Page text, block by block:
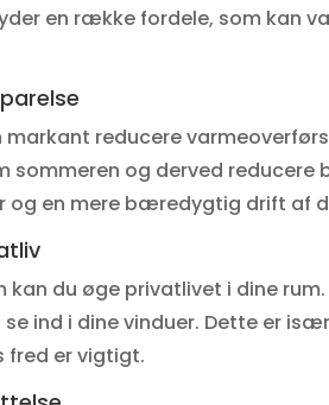
en række fordele, som kan
markant reducere
sommeren og derved reducere
og en mere bæredygtig drift af
kan du øge privatlivet i dine
se ind i dine vinduer. Dette er
fred er vigtigt.